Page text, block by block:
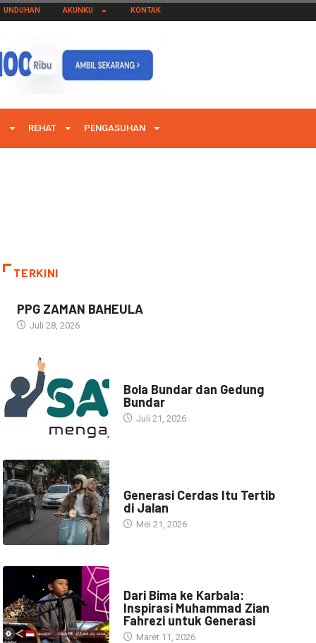
UNDUHAN AKUNKU KONTAK
REHAT PENGASUHAN
TERKINI
PPG ZAMAN BAHEULA
Juli 28, 2026
Bola Bundar dan Gedung
Bundar
Juli 21, 2026
Generasi Cerdas Itu Tertib
di Jalan
Mei 21, 2026
Dari Bima ke Karbala:
Inspirasi Muhammad Zian
Fahrezi untuk Generasi
Maret 11, 2026